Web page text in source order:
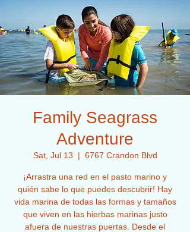
Family Seagrass
Adventure
Sat, Jul 13
  |
6767 Crandon Blvd
¡Arrastra una red en el pasto marino y
quién sabe lo que puedes descubrir! Hay
vida marina de todas las formas y tamaños
que viven en las hierbas marinas justo
afuera de nuestras puertas. Desde el